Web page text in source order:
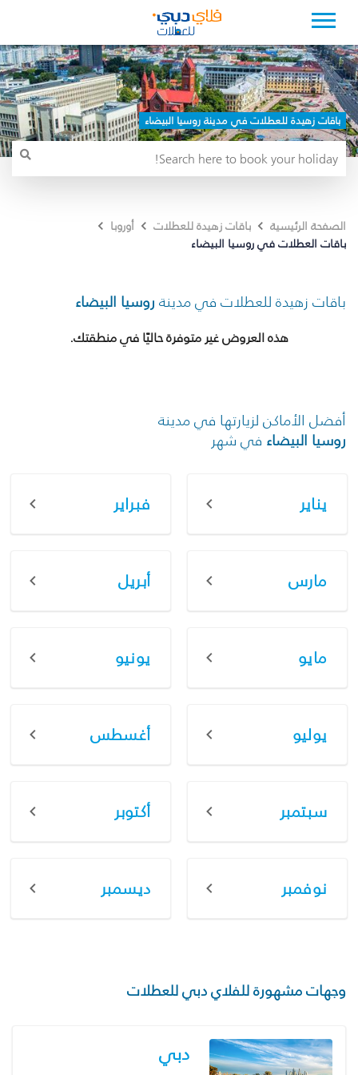
باقات زهيدة للعطلات في مدينة روسيا البيضاء
الصفحة الرئيسية باقات زهيدة للعطلات
أوروبا
باقات العطلات في روسيا البيضاء
باقات زهيدة للعطلات في مدينة روسيا البيضاء
هذه العروض غير متوفرة حاليًا في منطقتك.
أفضل الأماكن لزيارتها في مدينة
روسيا البيضاء في شهر
يناير فبراير
مارس أبريل
مايو يونيو
يوليو أغسطس
سبتمبر أكتوبر
نوفمبر ديسمبر
وجهات مشهورة للفلاي دبي للعطلات
دبي